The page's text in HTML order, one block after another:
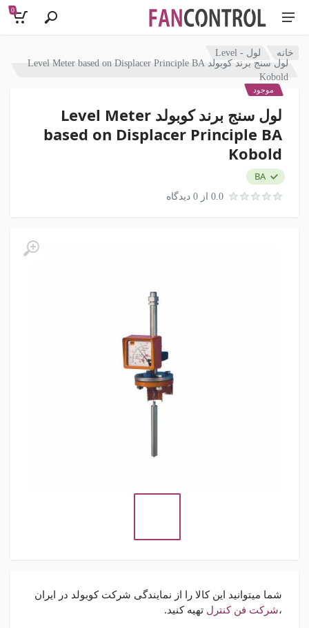
0
خانه
لول - Level
لول سنج برند کوبولد Level Meter based on Displacer Principle BA
Kobold
لول سنج برند کوبولد Level Meter
based on Displacer Principle BA
Kobold
0.0 از 0 دیدگاه
BA
شما میتوانید این کالا را از نمایندگی شرکت کوبولد در ایران
،شرکت فن کنترل تهیه کنید.
موجود